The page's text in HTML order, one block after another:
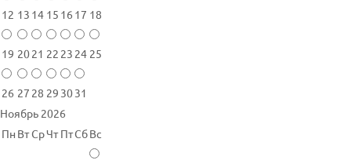
12 13 14 15 16 17 18
19 2021 22 23 24 25
26 27 28 29 3031
Ноябрь 2026
Пн ВтСрЧт ПтСбВс